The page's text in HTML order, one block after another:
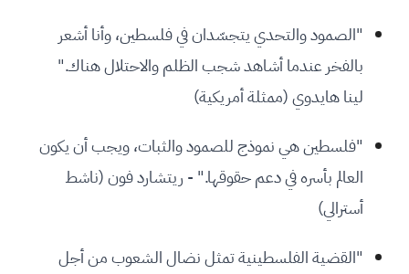
"الصمود والتحدي يتجسّدان في فلسطين، وأنا أشعر
بالفخر عندما أشاهد شجب الظلم والاحتلال هناك."
لينا هايدوي (ممثلة أمريكية)
"فلسطين هي نموذج للصمود والثبات، ويجب أن يكون
العالم بأسره في دعم حقوقها." - ريتشارد فون (ناشط
أسترالي)
"القضية الفلسطينية تمثل نضال الشعوب من أجل